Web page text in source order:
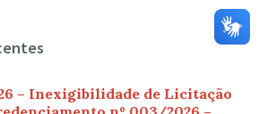
– Inexigibilidade de Licitação